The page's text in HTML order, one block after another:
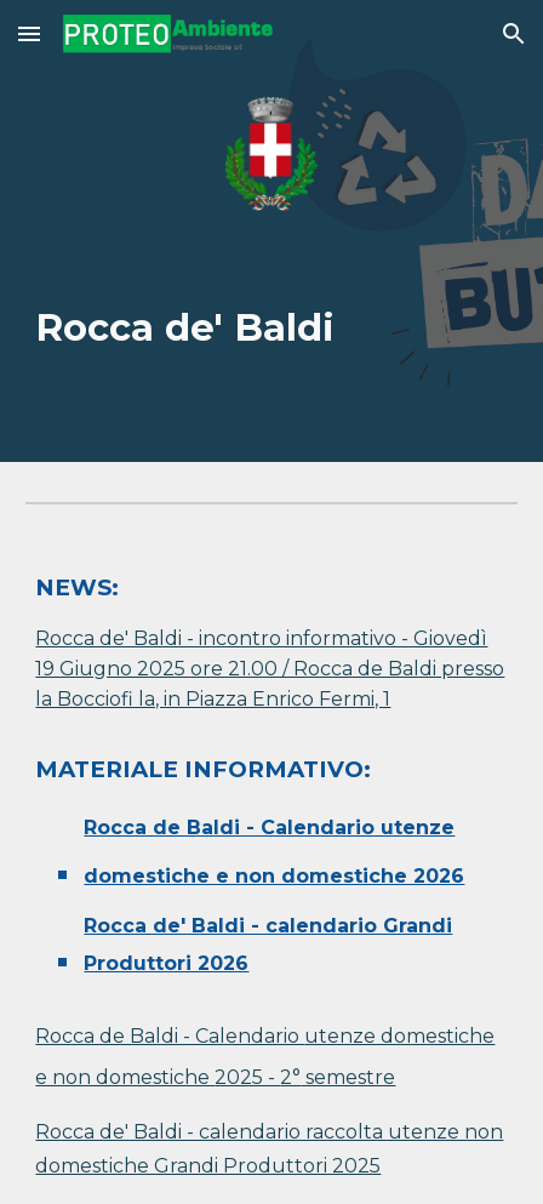
Skip to main content Skip to navigation
Rocca de' Baldi
NEWS:
Rocca de' Baldi - incontro informativo - Giovedì
19 Giugno 2025 ore 21.00 / Rocca de Baldi presso
la Bocciofi la, in Piazza Enrico Fermi, 1
MATERIALE INFORMATIVO:
Rocca de Baldi - Calendario utenze
domestiche e non domestiche 2026
Rocca de' Baldi - calendario Grandi
Produttori 2026
Rocca de Baldi - Calendario utenze domestiche
e non domestiche2025 -2° semestre
Rocca de' Baldi - calendario raccolta utenze non
domestiche Grandi Produttori 2025